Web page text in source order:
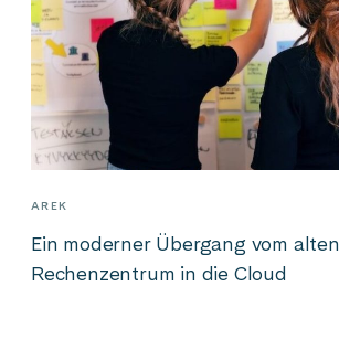
AREK
Ein moderner Übergang vom alten
Rechenzentrum in die Cloud